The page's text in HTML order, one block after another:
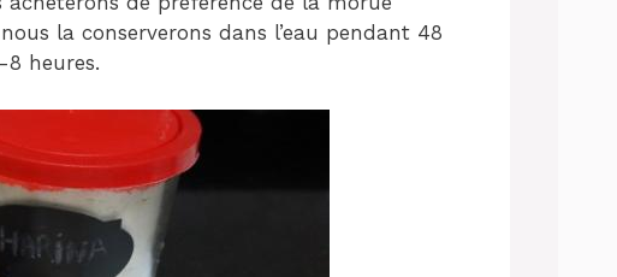
la conserverons dans l’eau pendant 48
8 heures.